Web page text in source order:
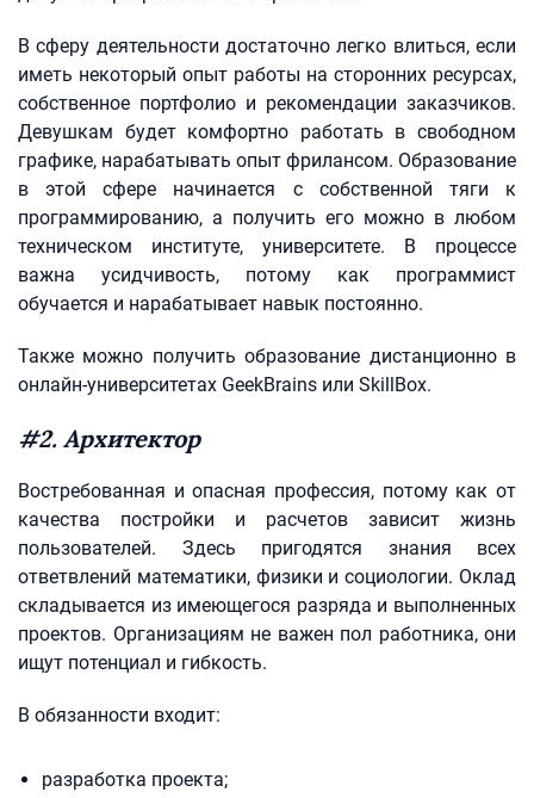
В сферу деятельности достаточно легко влиться, если
иметь некоторый опыт работы на сторонних ресурсах,
собственное портфолио и рекомендации заказчиков.
Девушкам будет комфортно работать в свободном
графике, нарабатывать опыт фрилансом. Образование
в этой сфере начинается с собственной тяги к
программированию, а получить его можно в любом
техническом институте, университете. В процессе
важна усидчивость, потому как программист
обучается и нарабатывает навык постоянно.
Также можно получить образование дистанционно в
онлайн-университетах GeekBrains или SkillBox.
#2. Архитектор
Востребованная и опасная профессия, потому как от
качества постройки и расчетов зависит жизнь
пользователей. Здесь пригодятся знания всех
ответвлений математики, физики и социологии. Оклад
складывается из имеющегося разряда и выполненных
проектов. Организациям не важен пол работника, они
ищут потенциал и гибкость.
В обязанности входит:
разработка проекта;